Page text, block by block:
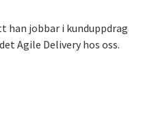
han jobbar i kunduppdrag
Agile Delivery hos oss.